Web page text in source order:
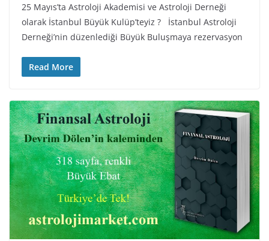
25 Mayıs’ta Astroloji Akademisi ve Astroloji Derneği
olarak İstanbul Büyük Kulüp’teyiz ? İstanbul Astroloji
Derneği’nin düzenlediği Büyük Buluşmaya rezervasyon
Read More